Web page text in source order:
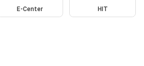
E-Center HIT